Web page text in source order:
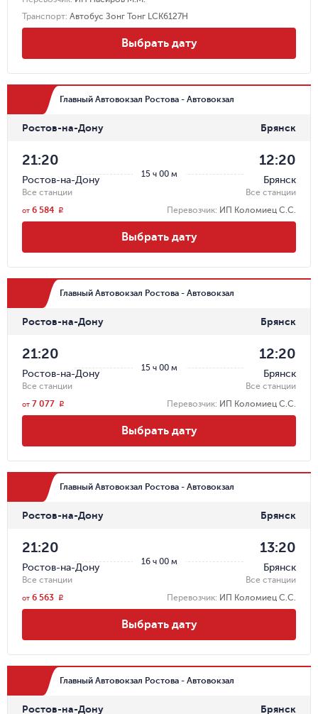
Транспорт: Автобус Зонг Тонг LCK6127H
Выбрать дату
Главный Автовокзал Ростова - Автовокзал
Ростов-на-Дону Брянск
15 ч 00 м
21:20
Ростов-на-Дону
Все станции
12:20
Брянск
Все станции
Перевозчик: ИП Коломиец С.С.
от 6 584 r
Выбрать дату
Главный Автовокзал Ростова - Автовокзал
Ростов-на-Дону Брянск
15 ч 00 м
21:20
Ростов-на-Дону
Все станции
12:20
Брянск
Все станции
Перевозчик: ИП Коломиец С.С.
от 7 077 r
Выбрать дату
Главный Автовокзал Ростова - Автовокзал
Ростов-на-Дону Брянск
16 ч 00 м
21:20
Ростов-на-Дону
Все станции
13:20
Брянск
Все станции
Перевозчик: ИП Коломиец С.С.
от 6 563 r
Выбрать дату
Главный Автовокзал Ростова - Автовокзал
Ростов-на-Дону Брянск